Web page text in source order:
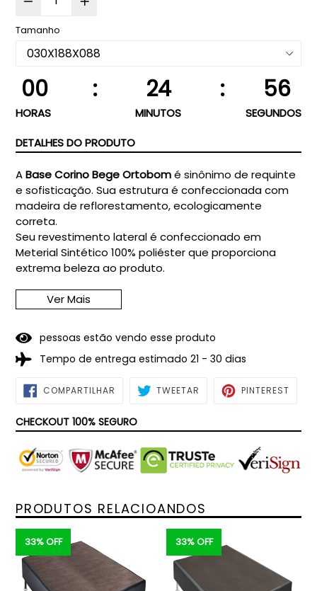
Tamanho
00 : 24 : 56
HORAS MINUTOS
SEGUNDOS
DETALHES DO PRODUTO
ABase Corino Bege Ortobomé sinônimo de requinte
e sofisticação. Sua estrutura é confeccionada com
madeira de reflorestamento, ecologicamente
correta.
Seu revestimento lateral é confeccionado em
Meterial Sintético 100% poliéster que proporciona
extrema beleza ao produto.
Estrutura de madeira de reflorestamento
Poliéster
Tratamento antiácaro e antialérgico
*Imagem meramente ilustrativa.
Ver Mais
pessoas estão vendo esse produto
Tempo de entrega estimado 21 - 30 dias
COMPARTILHAR COMPARTILHAR
TWEETAR TWEETARPINTERESTPIN
CHECKOUT 100% SEGURO
PRODUTOS RELACIOANDOS
33% OFF 33% OFF